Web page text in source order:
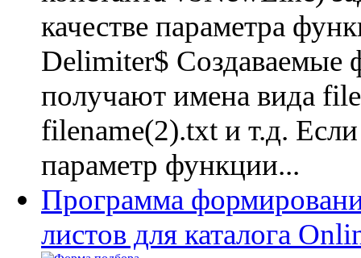
качестве параметра
Delimiter$ Создаваемые
получают имена вида
filename(2).txt и т.д. Если
параметр функции...
Программа
листов для каталога